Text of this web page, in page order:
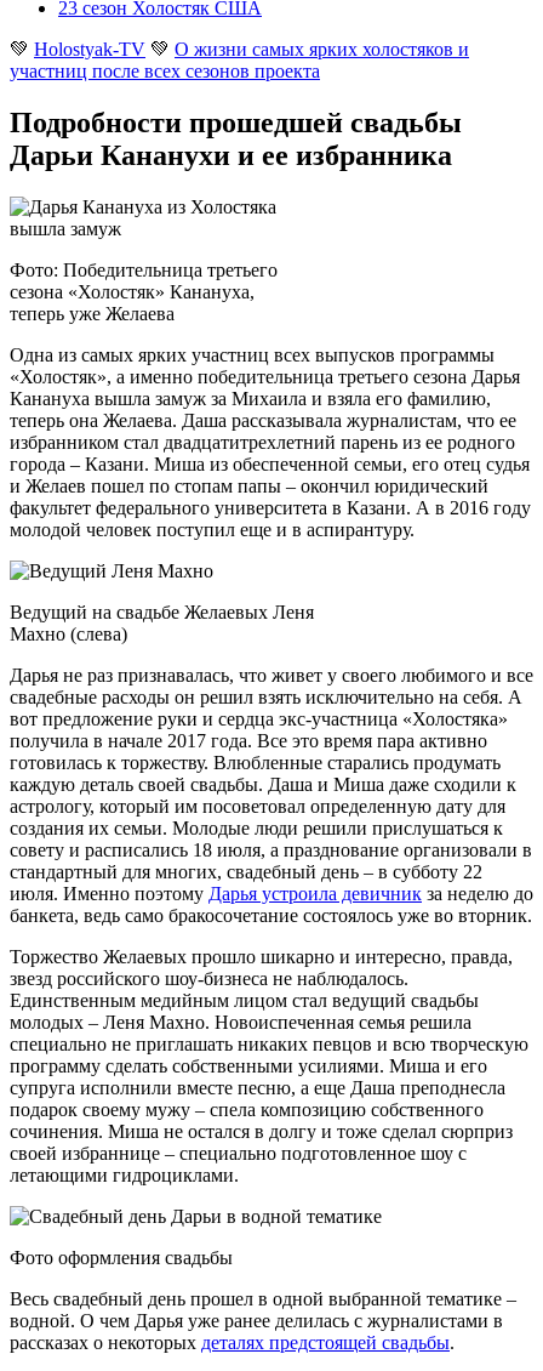
23 сезон Холостяк США
💚 Holostyak-TV 💚 О жизни самых ярких холостяков и
участниц после всех сезонов проекта
Подробности прошедшей свадьбы
Дарьи Кананухи и ее избранника
Фото: Победительница третьего
сезона «Холостяк» Канануха,
теперь уже Желаева
Одна из самых ярких участниц всех выпусков программы
«Холостяк», а именно победительница третьего сезона Дарья
Канануха вышла замуж за Михаила и взяла его фамилию,
теперь она Желаева. Даша рассказывала журналистам, что ее
избранником стал двадцатитрехлетний парень из ее родного
города – Казани. Миша из обеспеченной семьи, его отец судья
и Желаев пошел по стопам папы – окончил юридический
факультет федерального университета в Казани. А в 2016 году
молодой человек поступил еще и в аспирантуру.
Ведущий на свадьбе Желаевых Леня
Махно (слева)
Дарья не раз признавалась, что живет у своего любимого и все
свадебные расходы он решил взять исключительно на себя. А
вот предложение руки и сердца экс-участница «Холостяка»
получила в начале 2017 года. Все это время пара активно
готовилась к торжеству. Влюбленные старались продумать
каждую деталь своей свадьбы. Даша и Миша даже сходили к
астрологу, который им посоветовал определенную дату для
создания их семьи. Молодые люди решили прислушаться к
совету и расписались 18 июля, а празднование организовали в
стандартный для многих, свадебный день – в субботу 22
июля. Именно поэтому Дарья устроила девичник за неделю до
банкета, ведь само бракосочетание состоялось уже во вторник.
Торжество Желаевых прошло шикарно и интересно, правда,
звезд российского шоу-бизнеса не наблюдалось.
Единственным медийным лицом стал ведущий свадьбы
молодых – Леня Махно. Новоиспеченная семья решила
специально не приглашать никаких певцов и всю творческую
программу сделать собственными усилиями. Миша и его
супруга исполнили вместе песню, а еще Даша преподнесла
подарок своему мужу – спела композицию собственного
сочинения. Миша не остался в долгу и тоже сделал сюрприз
своей избраннице – специально подготовленное шоу с
летающими гидроциклами.
Фото оформления свадьбы
Весь свадебный день прошел в одной выбранной тематике –
водной. О чем Дарья уже ранее делилась с журналистами в
рассказах о некоторых деталях предстоящей свадьбы.